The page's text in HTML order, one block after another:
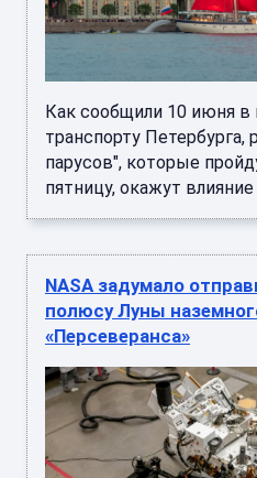
Как сообщили 10 июня в
транспорту Петербурга,
парусов", которые
пятницу, окажут
NASA задумало
полюсу Луны
«Персеверанса»